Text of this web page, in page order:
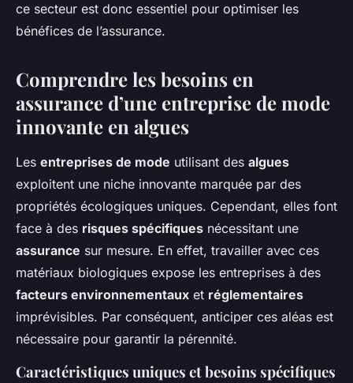
ce secteur est donc essentiel pour optimiser les
bénéfices de l’assurance.
Comprendre les besoins en
assurance d’une entreprise de mode
innovante en algues
Les entreprises de mode utilisant des algues
exploitent une niche innovante marquée par des
propriétés écologiques uniques. Cependant, elles font
face à des risques spécifiques nécessitant une
assurance sur mesure. En effet, travailler avec ces
matériaux biologiques expose les entreprises à des
facteurs environnementaux et réglementaires
imprévisibles. Par conséquent, anticiper ces aléas est
nécessaire pour garantir la pérennité.
Caractéristiques uniques et besoins spécifiques